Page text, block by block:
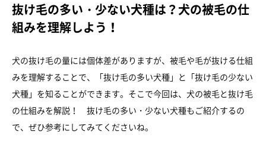
抜け毛の多い・少ない犬種は？犬の被毛の仕
組みを理解しよう！
犬の抜け毛の量には個体差がありますが、被毛や毛が抜ける仕組
みを理解することで、「抜け毛の多い犬種」と「抜け毛の少ない
犬種」を知ることができます。そこで今回は、犬の被毛と抜け毛
の仕組みを解説！ 抜け毛の多い・少ない犬種もご紹介するの
で、ぜひ参考にしてみてくださいね。